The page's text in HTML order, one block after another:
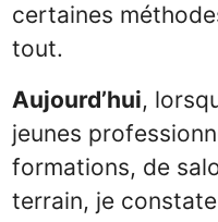
certaines
tout.
Aujourd’hui,
jeunes
formations, de
terrain, je